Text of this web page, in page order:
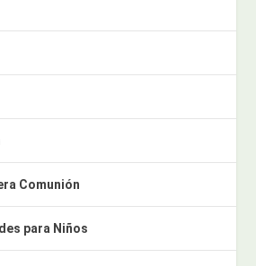
Comunión
para Niños